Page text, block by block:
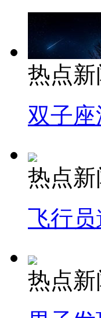
热点新
双子
热点新
飞行
热点新